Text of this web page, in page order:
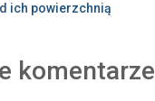
ich powierzchnią
komentarze